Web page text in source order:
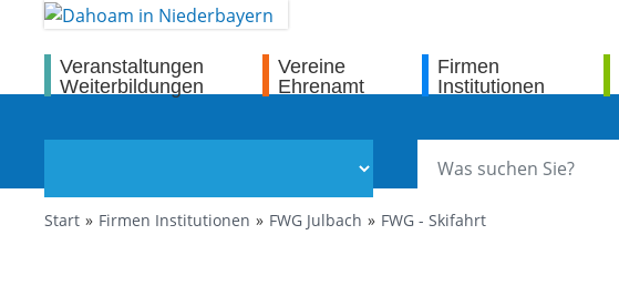
Veranstaltungen
Weiterbildungen
Vereine
Ehrenamt
Firmen
Institutionen
Start Firmen Institutionen FWG Julbach FWG - Skifahrt